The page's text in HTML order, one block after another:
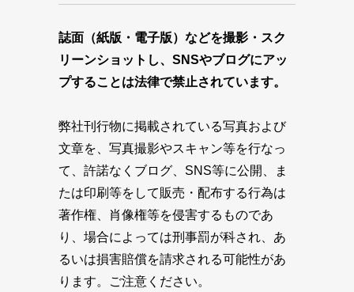
誌面（紙版・電子版）などを撮影・スク
リーンショットし、SNSやブログにアッ
プすることは法律で禁止されています。
弊社刊行物に掲載されている写真および
文章を、写真撮影やスキャン等を行なっ
て、許諾なくブログ、SNS等に公開、ま
たは印刷等をして販売・配布する行為は
著作権、肖像権等を侵害するものであ
り、場合によっては刑事罰が科され、あ
るいは損害賠償を請求される可能性があ
ります。ご注意ください。